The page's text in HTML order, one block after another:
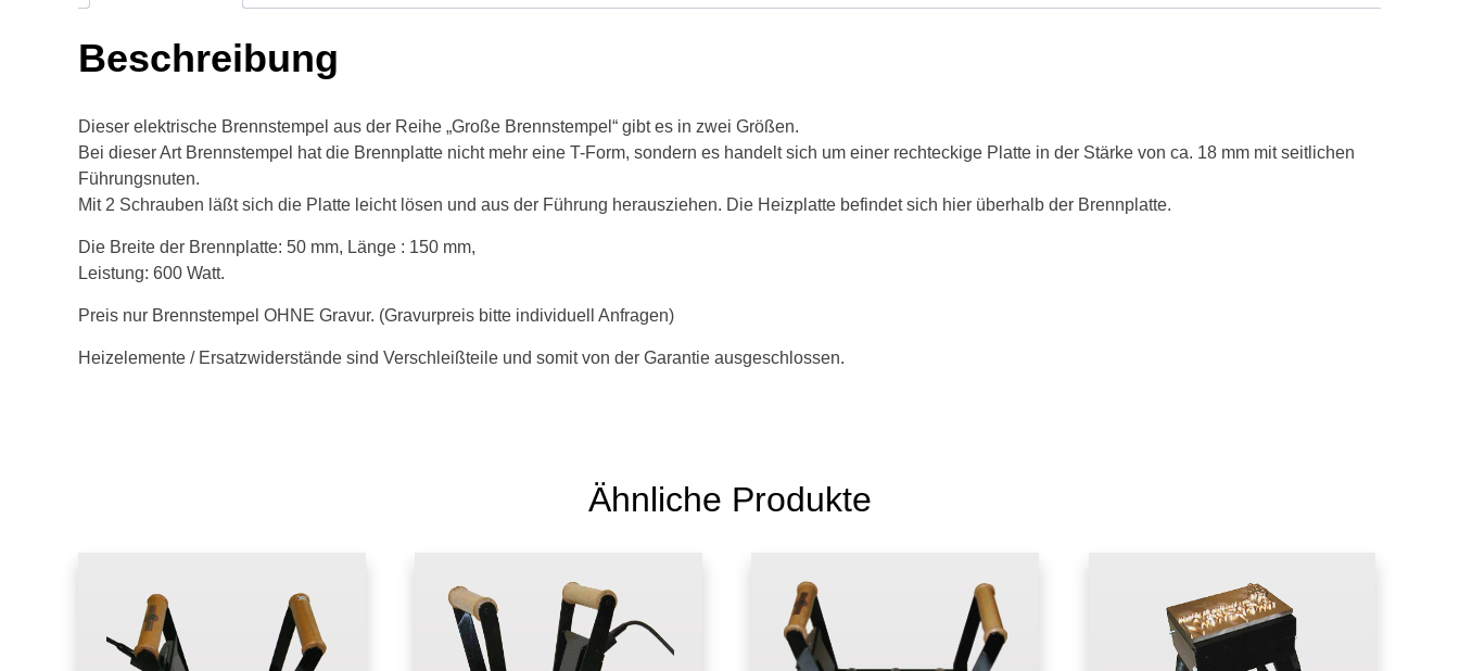
Beschreibung
Dieser elektrische Brennstempel aus der Reihe „Große Brennstempel“ gibt es in zwei Größen.
Bei dieser Art Brennstempel hat die Brennplatte nicht mehr eine T-Form, sondern es handelt sich um einer rechteckige Platte in der Stärke von ca. 18 mm mit seitlichen
Führungsnuten.
Mit 2 Schrauben läßt sich die Platte leicht lösen und aus der Führung herausziehen. Die Heizplatte befindet sich hier überhalb der Brennplatte.
Die Breite der Brennplatte: 50 mm, Länge : 150 mm,
Leistung: 600 Watt.
Preis nur Brennstempel OHNE Gravur. (Gravurpreis bitte individuell Anfragen)
Heizelemente / Ersatzwiderstände sind Verschleißteile und somit von der Garantie ausgeschlossen.
Ähnliche Produkte